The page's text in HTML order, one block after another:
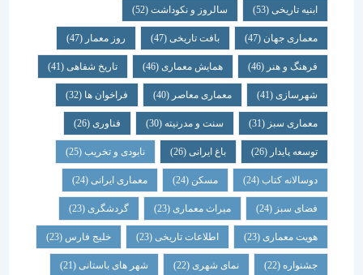
ابنیه تاریخی(53) سالروز و نکوداشت(52)
معماری جهان (47) بافت تاریخی(47) روز معمار(47)
فرهنگ و هنر(46) همایش معماری (46) تاریخ شفاهی (41)
شهرسازی(41) معماری معاصر(40) فراخوان ها (32)
معماری سبز(31) سنت و مدرنیته(30) فناوری (26)
توسعه پایدار(26) باغ ایرانی(26) نابودی و تخریب(25)
دوسالانه کتاب(24) مسکن (24) معماری ایرانی(24)
فضای سبز(24) میراث معماری (23) گردشگری (23)
هویت معماری (23) اطلاعات تاریخی(23) خلیج فارس(23)
جشنواره(22) نمای شهری(22) شهر های باستانی (21)